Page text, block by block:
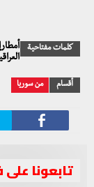
كلمات مفتاحية
أقسام من سوريا
تابعونا